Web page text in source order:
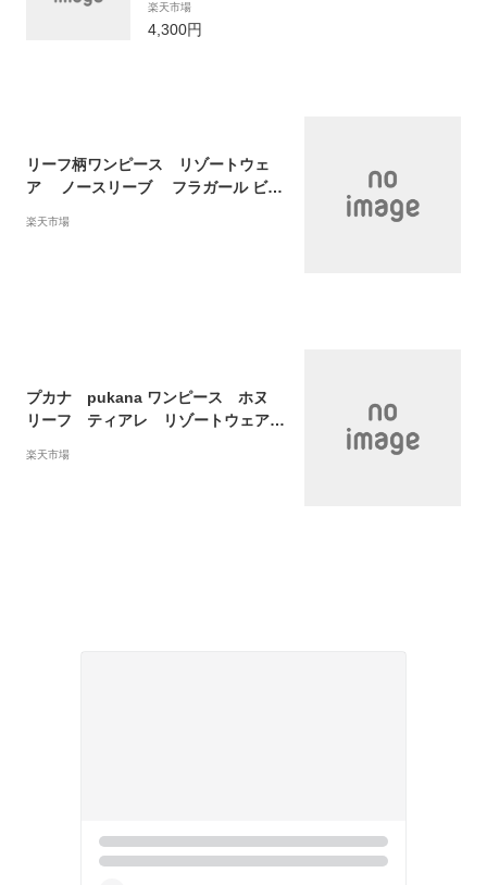
ディース サラサラ生地 チュニック トップ
ス ポリプメハナ Poli Pumehana 部屋着
楽天市場
4,300円
リーフ柄ワンピース リゾートウェ
ア ノースリーブ フラガール ビー
i Pumehana ポリプメハナ ボタニカ
楽天市場
プカナ pukana ワンピース ホヌ
リーフ ティアレ リゾートウェア
ビーチ リゾート ハワイ バリ アジアン
楽天市場